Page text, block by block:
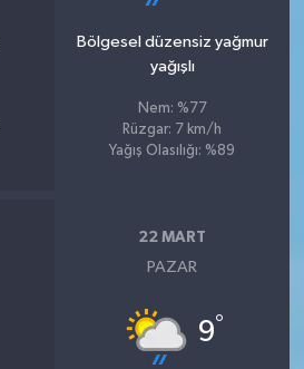
Bölgesel düzensiz yağmur
yağışlı
Nem: %77
Rüzgar: 7 km/h
Yağış Olasılığı: %89
22 MART
PAZAR
9°